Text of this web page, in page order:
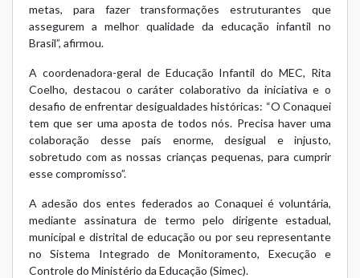
metas, para fazer transformações estruturantes que
assegurem a melhor qualidade da educação infantil no
Brasil”, afirmou.
A coordenadora-geral de Educação Infantil do MEC, Rita
Coelho, destacou o caráter colaborativo da iniciativa e o
desafio de enfrentar desigualdades históricas: “O Conaquei
tem que ser uma aposta de todos nós. Precisa haver uma
colaboração desse país enorme, desigual e injusto,
sobretudo com as nossas crianças pequenas, para cumprir
esse compromisso”.
A adesão dos entes federados ao Conaquei é voluntária,
mediante assinatura de termo pelo dirigente estadual,
municipal e distrital de educação ou por seu representante
noSistema Integrado de Monitoramento, Execução e
Controle do Ministério da Educação (Simec).